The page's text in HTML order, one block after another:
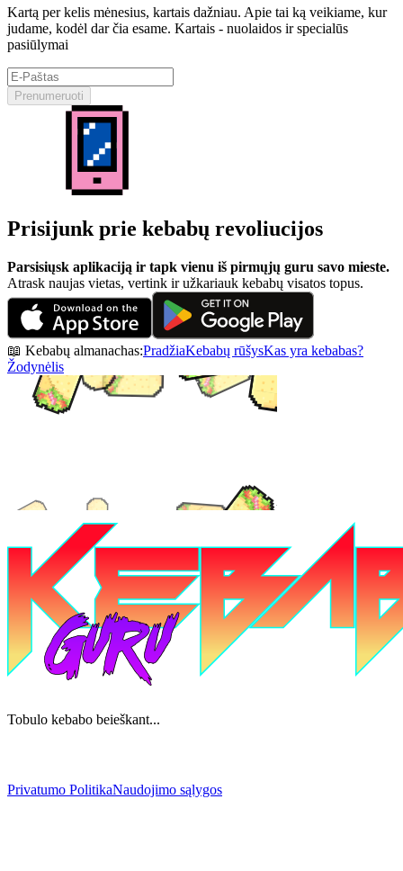
Kartą per kelis mėnesius, kartais dažniau. Apie tai ką veikiame, kur
judame, kodėl dar čia esame. Kartais - nuolaidos ir specialūs
pasiūlymai
Prenumeruoti
Prisijunk prie kebabų revoliucijos
Parsisiųsk aplikaciją ir tapk vienu iš pirmųjų guru savo mieste.
Atrask naujas vietas, vertink ir užkariauk kebabų visatos topus.
📖 Kebabų almanachas:PradžiaKebabų rūšysKas yra kebabas?
Žodynėlis
Tobulo kebabo beieškant...
Privatumo PolitikaNaudojimo sąlygos